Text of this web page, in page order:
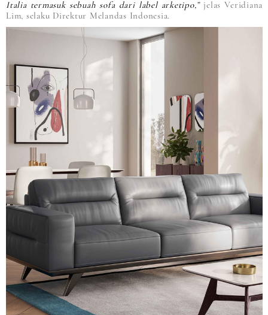
Italia termasuk sebuah sofa dari label arketipo,”jelas Veridiana
Lim, selaku Direktur Melandas Indonesia.